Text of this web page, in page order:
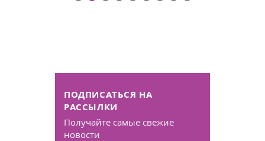
ПОДПИСАТЬСЯ НА
РАССЫЛКИ
Получайте самые свежие
новости